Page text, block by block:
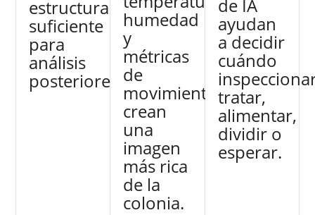
estructura
suficiente
para
análisis
posteriores.
humedad
y
métricas
de
movimiento
crean
una
imagen
más rica
de la
colonia.
de IA
ayudan
a decidir
cuándo
tratar,
alimentar,
dividir o
esperar.